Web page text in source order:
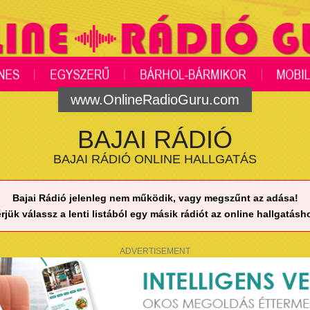
www.OnlineRadioGuru.com
BAJAI RÁDIÓ
BAJAI RÁDIÓ ONLINE HALLGATÁS
Bajai Rádió jelenleg nem működik, vagy megszűnt az adása!
válassz a lenti listából egy másik rádiót az online
ADVERTISEMENT